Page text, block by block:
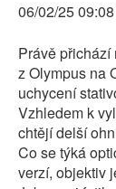
06/02/25 09:08
Právě přichází
z Olympus na
uchycení
Vzhledem k
chtějí delší
Co se týká
verzí, objektiv